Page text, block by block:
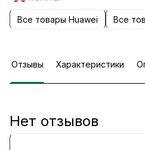
Все товары Huawei Все
Отзывы Характеристики
Нет отзывов